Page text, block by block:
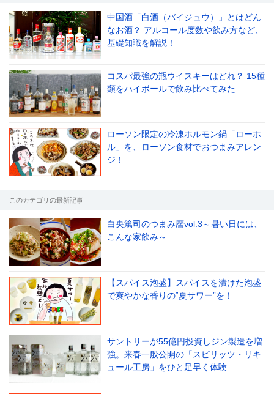
中国酒「白酒（バイジュウ）」とはどん
なお酒？ アルコール度数や飲み方など、
基礎知識を解説！
コスパ最強の瓶ウイスキーはどれ？ 15種
類をハイボールで飲み比べてみた
ローソン限定の冷凍ホルモン鍋「ローホ
ル」を、ローソン食材でおつまみアレン
ジ！
このカテゴリの最新記事
白央篤司のつまみ暦vol.3～暑い日には、
こんな家飲み～
【スパイス泡盛】スパイスを漬けた泡盛
で爽やかな香りの‟夏サワー”を！
サントリーが55億円投資しジン製造を増
強。来春一般公開の「スピリッツ・リキ
ュール工房」をひと足早く体験